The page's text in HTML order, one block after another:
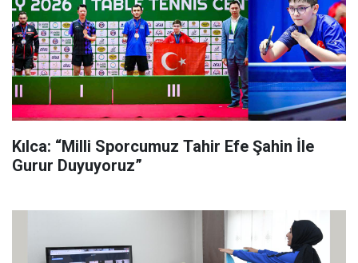
Kılca: “Milli Sporcumuz Tahir Efe Şahin İle
Gurur Duyuyoruz”